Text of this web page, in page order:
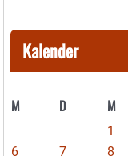
Kalender
M D M
1
6
7 8